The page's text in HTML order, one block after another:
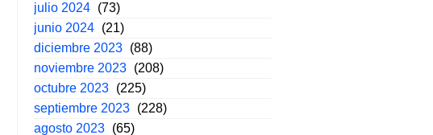
julio 2024 (73)
junio 2024 (21)
diciembre 2023 (88)
noviembre 2023 (208)
octubre 2023 (225)
septiembre 2023 (228)
agosto 2023 (65)